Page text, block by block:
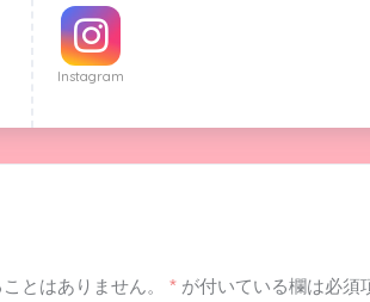
Instagram
とはありません。 * が付いている欄は必須